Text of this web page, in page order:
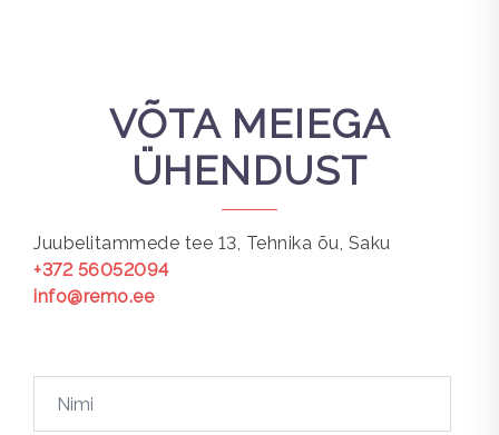
VÕTA MEIEGA
ÜHENDUST
Juubelitammede tee 13, Tehnika õu, Saku
+372 56052094
info@remo.ee